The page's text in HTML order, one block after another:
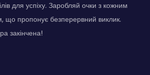
для успіху. Заробляй очки з кожним
що пропонує безперервний виклик.
закінчена!